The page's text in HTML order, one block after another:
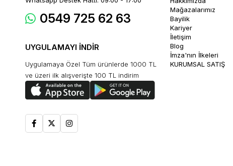
0549 725 62 63
UYGULAMAYI İNDİR
Uygulamaya Özel Tüm ürünlerde 1000 TL
ve üzeri ilk alışverişte 100 TL indirim
Mağazalarımız
Bayilik
Kariyer
İletişim
Blog
İmza'nın İlkeleri
KURUMSAL SATIŞ